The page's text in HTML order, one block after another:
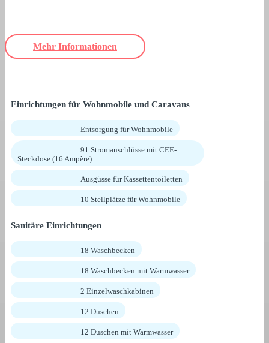
Mehr Informationen
Einrichtungen für Wohnmobile und Caravans
Entsorgung für Wohnmobile
91 Stromanschlüsse mit CEE-
Steckdose (16 Ampère)
Ausgüsse für Kassettentoiletten
10 Stellplätze für Wohnmobile
Sanitäre Einrichtungen
18 Waschbecken
18 Waschbecken mit Warmwasser
2 Einzelwaschkabinen
12 Duschen
12 Duschen mit Warmwasser